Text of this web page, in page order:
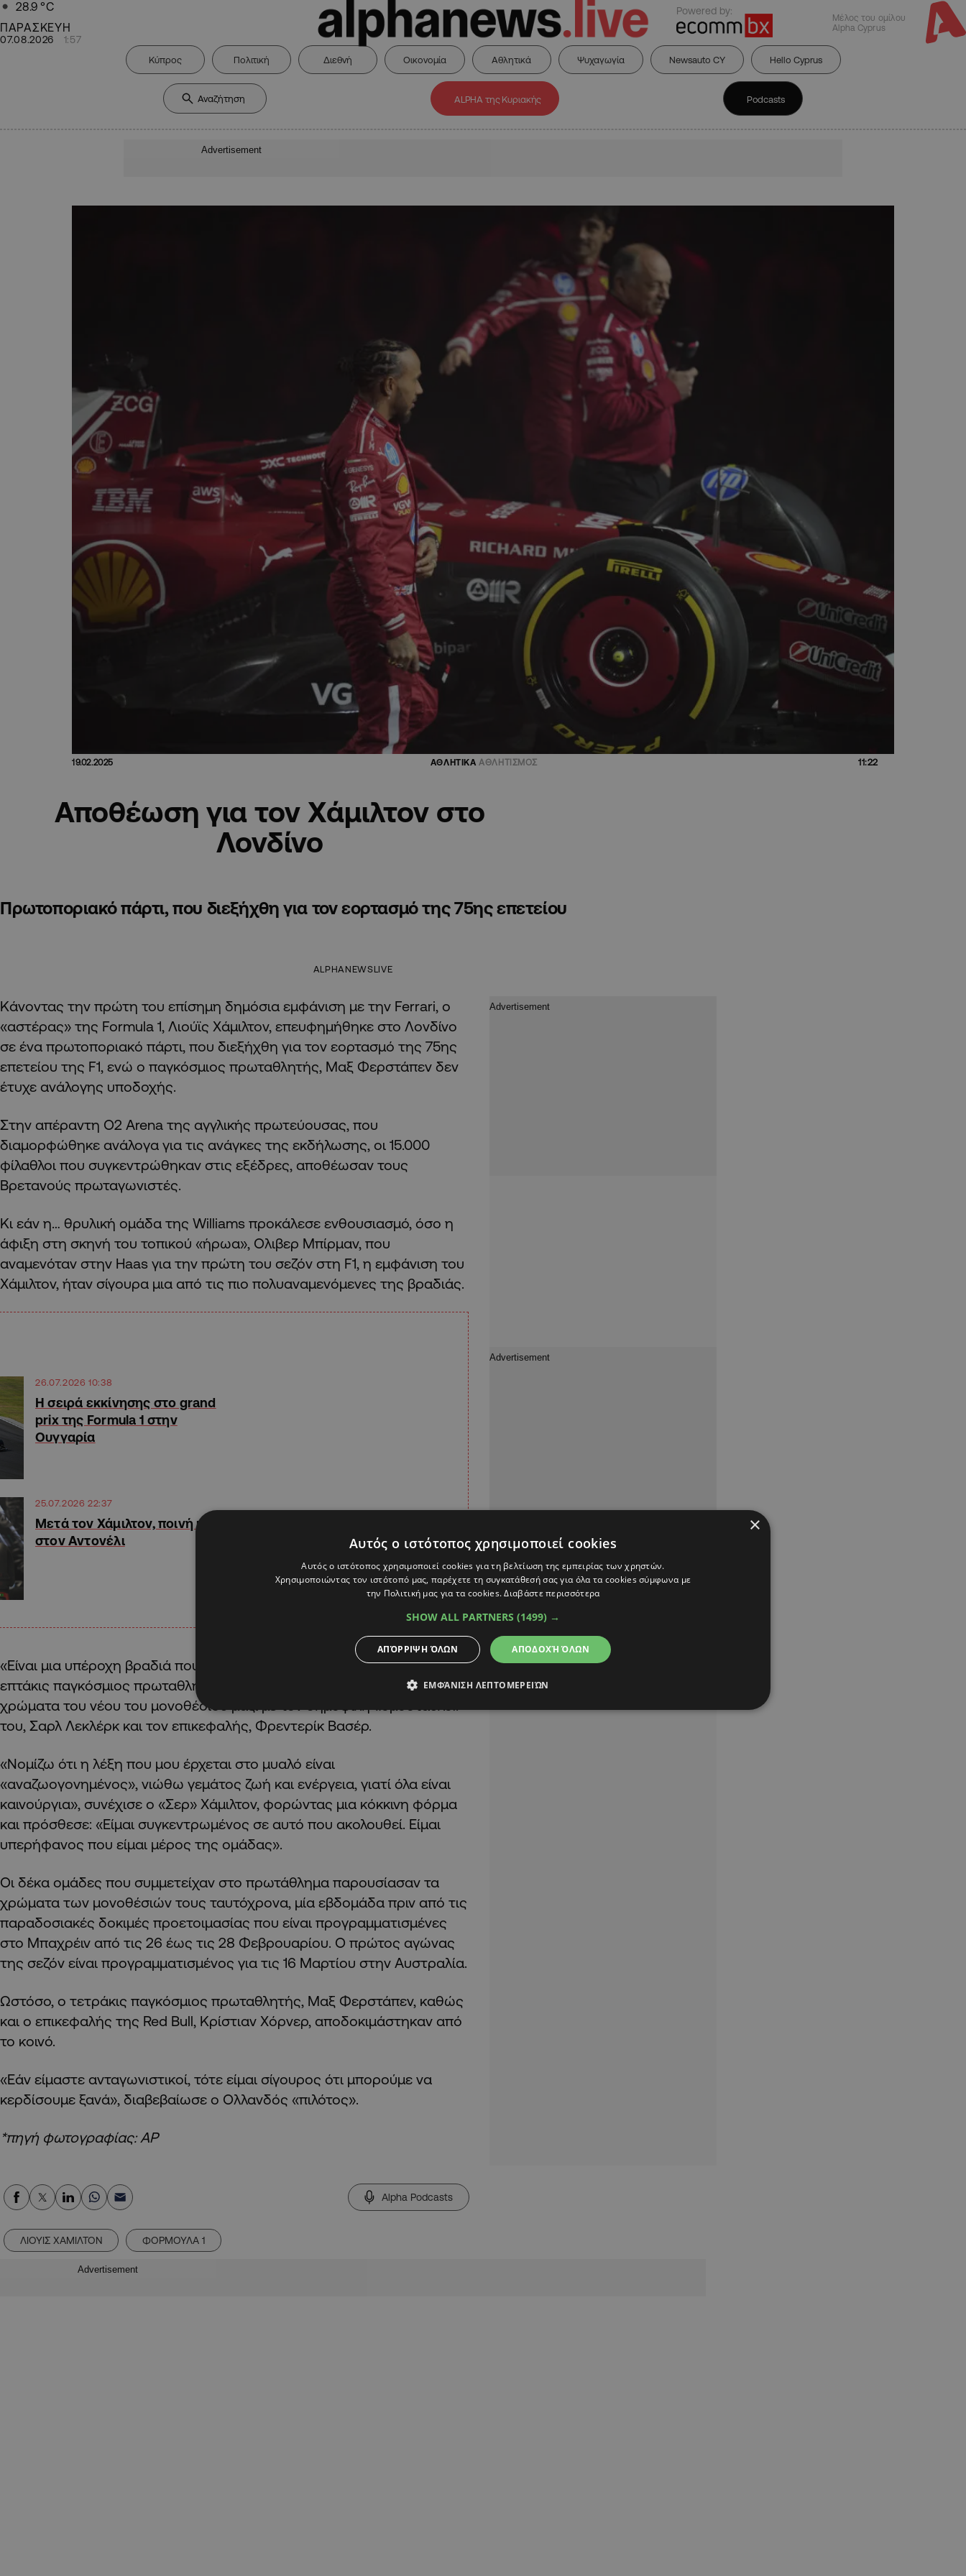
28.9 °C
ΠΑΡΑΣΚΕΥΗ
07.08.2026 1:57
Powered by:
Μέλος του ομίλου
Alpha Cyprus
Κύπρος Πολιτική Διεθνή Οικονομία Αθλητικά Ψυχαγωγία Newsauto CY Hello Cyprus
ALPHA της Κυριακής Podcasts
Advertisement
19.02.2025 ΑΘΛΗΤΙΚΑ ΑΘΛΗΤΙΣΜΟΣ 11:22
Αποθέωση για τον Χάμιλτον στο
Λονδίνο
Πρωτοποριακό πάρτι, που διεξήχθη για τον εορτασμό της 75ης επετείου
ALPHANEWSLIVE
Κάνοντας την πρώτη του επίσημη δημόσια εμφάνιση με την Ferrari, ο
«αστέρας» της Formula 1, Λιούϊς Χάμιλτον, επευφημήθηκε στο Λονδίνο
σε ένα πρωτοποριακό πάρτι, που διεξήχθη για τον εορτασμό της 75ης
επετείου της F1, ενώ ο παγκόσμιος πρωταθλητής, Μαξ Φερστάπεν δεν
έτυχε ανάλογης υποδοχής.
Στην απέραντη O2 Arena της αγγλικής πρωτεύουσας, που
διαμορφώθηκε ανάλογα για τις ανάγκες της εκδήλωσης, οι 15.000
φίλαθλοι που συγκεντρώθηκαν στις εξέδρες, αποθέωσαν τους
Βρετανούς πρωταγωνιστές.
Κι εάν η… θρυλική ομάδα της Williams προκάλεσε ενθουσιασμό, όσο η
άφιξη στη σκηνή του τοπικού «ήρωα», Ολιβερ Μπίρμαν, που
αναμενόταν στην Haas για την πρώτη του σεζόν στη F1, η εμφάνιση του
Χάμιλτον, ήταν σίγουρα μια από τις πιο πολυαναμενόμενες της βραδιάς.
26.07.2026 10:38
Η σειρά εκκίνησης στο grand
prix της Formula 1 στην
Ουγγαρία
25.07.2026 22:37
Mετά τον Χάμιλτον, ποινή και
στον Αντονέλι
«Είναι μια υπέροχη βραδιά που είμαι εδώ μαζί με όλους σας», δήλωσε ο
επτάκις παγκόσμιος πρωταθλητής, από την σκηνή όπου παρουσίασε τα
χρώματα του νέου του μονοθέσιου μαζί με τον δημοφιλή «ομόσταυλο»
του, Σαρλ Λεκλέρκ και τον επικεφαλής, Φρεντερίκ Βασέρ.
«Νομίζω ότι η λέξη που μου έρχεται στο μυαλό είναι
«αναζωογονημένος», νιώθω γεμάτος ζωή και ενέργεια, γιατί όλα είναι
καινούργια», συνέχισε ο «Σερ» Χάμιλτον, φορώντας μια κόκκινη φόρμα
και πρόσθεσε: «Είμαι συγκεντρωμένος σε αυτό που ακολουθεί. Είμαι
υπερήφανος που είμαι μέρος της ομάδας».
Οι δέκα ομάδες που συμμετείχαν στο πρωτάθλημα παρουσίασαν τα
χρώματα των μονοθέσιών τους ταυτόχρονα, μία εβδομάδα πριν από τις
παραδοσιακές δοκιμές προετοιμασίας που είναι προγραμματισμένες
στο Μπαχρέιν από τις 26 έως τις 28 Φεβρουαρίου. Ο πρώτος αγώνας
της σεζόν είναι προγραμματισμένος για τις 16 Μαρτίου στην Αυστραλία.
Ωστόσο, ο τετράκις παγκόσμιος πρωταθλητής, Μαξ Φερστάπεν, καθώς
και ο επικεφαλής της Red Bull, Κρίστιαν Χόρνερ, αποδοκιμάστηκαν από
το κοινό.
«Εάν είμαστε ανταγωνιστικοί, τότε είμαι σίγουρος ότι μπορούμε να
κερδίσουμε ξανά», διαβεβαίωσε ο Ολλανδός «πιλότος».
*πηγή φωτογραφίας: ΑΡ
Alpha Podcasts
ΛΙΟΥΙΣ ΧΑΜΙΛΤΟΝ ΦΟΡΜΟΥΛΑ 1
Advertisement
×
Αυτός ο ιστότοπος χρησιμοποιεί cookies
Αυτός ο ιστότοπος χρησιμοποιεί cookies για τη βελτίωση της εμπειρίας των χρηστών.
Χρησιμοποιώντας τον ιστότοπό μας, παρέχετε τη συγκατάθεσή σας για όλα τα cookies σύμφωνα με
την Πολιτική μας για τα cookies.Διαβάστε περισσότερα
SHOW ALL PARTNERS (1499) →
ΑΠΟΔΟΧΉ ΌΛΩΝ
ΑΠΌΡΡΙΨΗ ΌΛΩΝ
ΕΜΦΆΝΙΣΗ ΛΕΠΤΟΜΕΡΕΙΏΝ